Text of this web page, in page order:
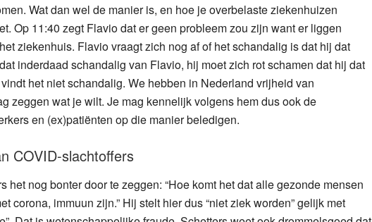
Wat dan wel de manier is, en hoe je overbelaste ziekenhuizen
Op 11:40 zegt Flavio dat er geen probleem zou zijn want er liggen
ziekenhuis. Flavio vraagt zich nog af of het schandalig is dat hij dat
inderdaad schandalig van Flavio, hij moet zich rot schamen dat hij dat
het niet schandalig. We hebben in Nederland vrijheid van
zeggen wat je wilt. Je mag kennelijk volgens hem dus ook de
en (ex)patiënten op die manier beledigen.
COVID-slachtoffers
het nog bonter door te zeggen: “Hoe komt het dat alle gezonde mensen
corona, immuun zijn.” Hij stelt hier dus “niet ziek worden” gelijk met